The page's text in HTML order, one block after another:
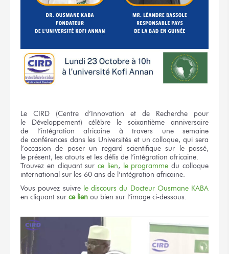
Le CIRD (Centre d’Innovation et de Recherche pour
le Développement) célèbre le soixantième anniversaire
de l’intégration africaine à travers
une semaine
de conférences dans les Universités et un colloque, qui sera
l’occasionde poser un regard scientifiquesur le passé,
le présent, les atouts et les défis de l’intégration africaine.
Trouvez en cliquant surce lien, le programme du colloque
international sur les 60 ans de l’intégration africaine.
Vous pouvez suivre le discours du Docteur Ousmane KABA
en cliquant sur ce lien ou bien sur l’image ci-dessous.